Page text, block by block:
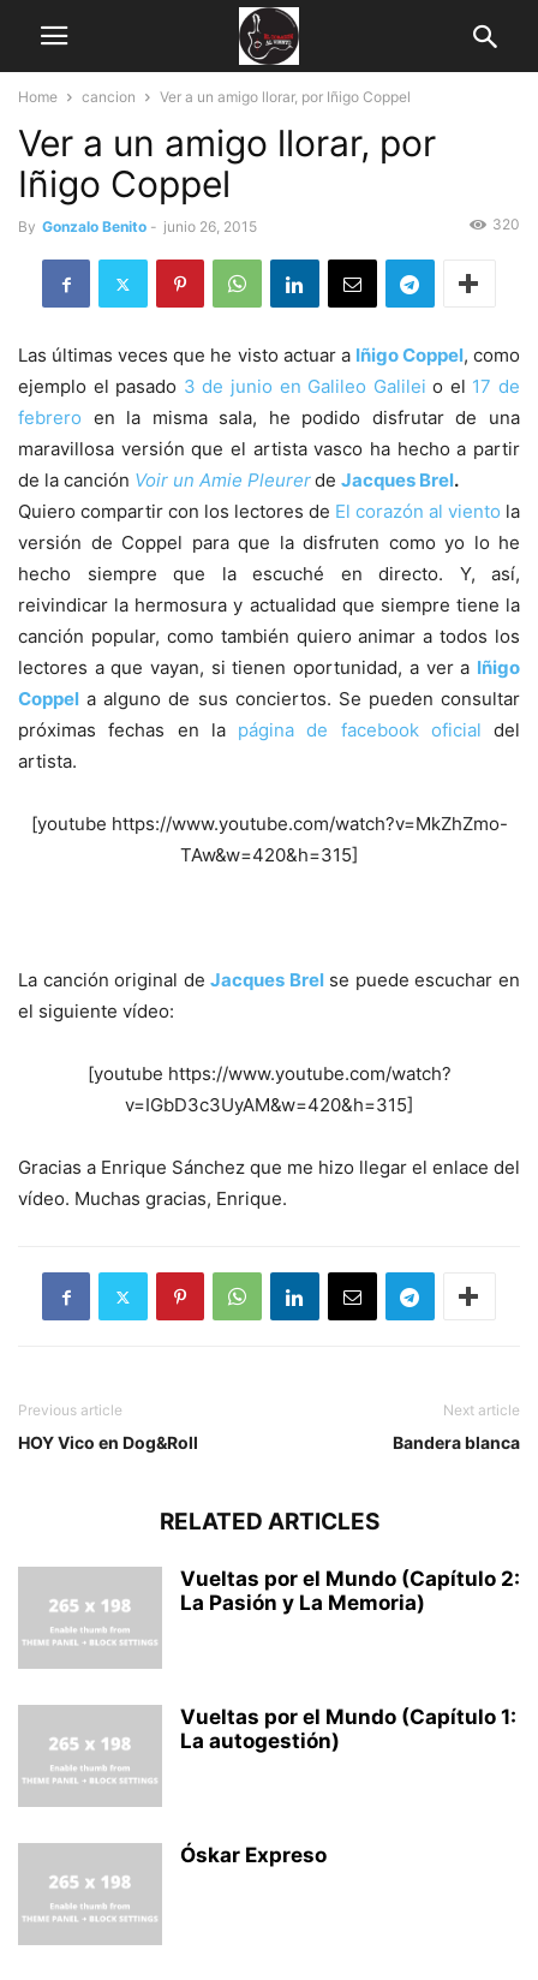
Home cancion Ver a un amigo llorar, por Iñigo Coppel
Ver a un amigo llorar, por
Iñigo Coppel
By Gonzalo Benito - junio 26, 2015 320
Las últimas veces que he visto actuar a Iñigo Coppel, como
ejemplo el pasado 3 de junio en Galileo Galilei o el 17 de
febrero en la misma sala, he podido disfrutar de una
maravillosa versión que el artista vasco ha hecho a partir
de la canción Voir un Amie Pleurerde Jacques Brel.
Quiero compartir con los lectores de El corazón al viento la
versión de Coppel para que la disfruten como yo lo he
hecho siempre que la escuché en directo. Y, así,
reivindicar la hermosura y actualidad que siempre tiene la
canción popular, como también quiero animar a todos los
lectores a que vayan, si tienen oportunidad, a ver a Iñigo
Coppel a alguno de sus conciertos. Se pueden consultar
próximas fechas en la página de facebook oficial del
artista.
[youtube https://www.youtube.com/watch?v=MkZhZmo-
TAw&w=420&h=315]
La canción original deJacques Brelse puede escuchar en
el siguiente vídeo:
[youtube https://www.youtube.com/watch?
v=IGbD3c3UyAM&w=420&h=315]
Gracias a Enrique Sánchez que me hizo llegar el enlace del
vídeo. Muchas gracias, Enrique.
Previous article
HOY Vico en Dog&Roll
Next article
Bandera blanca
RELATED ARTICLES
Vueltas por el Mundo (Capítulo 2:
La Pasión y La Memoria)
Vueltas por el Mundo (Capítulo 1:
La autogestión)
Óskar Expreso